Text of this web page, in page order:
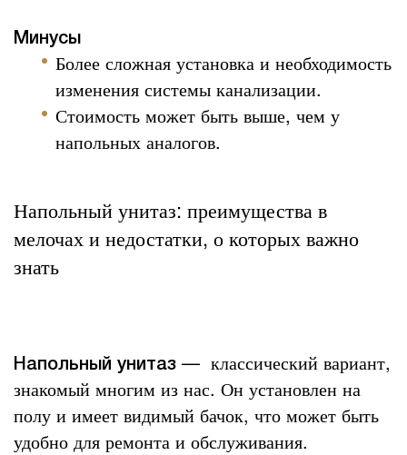
Минусы
Более сложная установка и необходимость
изменения системы канализации.
Стоимость может быть выше, чем у
напольных аналогов.
Напольный унитаз: преимущества в
мелочах и недостатки, о которых важно
знать
Напольный унитаз — классический вариант,
знакомый многим из нас. Он установлен на
полу и имеет видимый бачок, что может быть
удобно для ремонта и обслуживания.